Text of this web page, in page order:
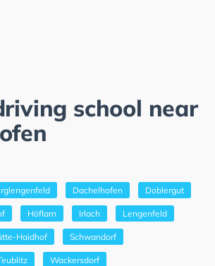
school near
Dachelhofen Doblergut
Höflarn Irlach Lengenfeld
Haidhof Schwandorf
Wackersdorf